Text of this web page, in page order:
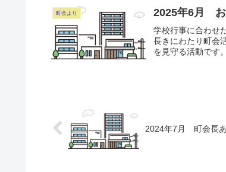
町会より 2025年6月 お
学校行事に合わせ
長きにわたり町会
を見守る活
2024年7月 町会長